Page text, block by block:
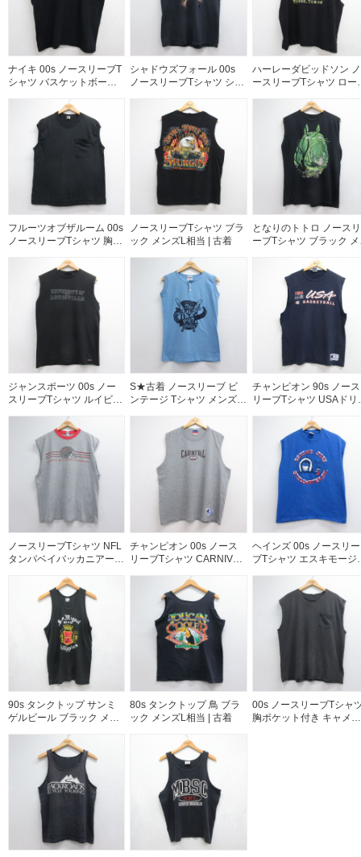
ナイキ 00s ノースリーブT
シャツ バスケットボール
シャドウズフォール 00s
ノースリーブTシャツ シャ
ブラック メンズM相当 | 古
ハーレーダビッドソン ノ
ースリーブTシャツ ロー
フルーツオブザルーム 00s
ノースリーブTシャツ 胸ポ
ズL相当 | 古着
ノースリーブTシャツ ブラ
ック メンズL相当 | 古着
となりのトトロ ノースリ
ーブTシャツ ブラック メ
ジャンスポーツ 00s ノー
スリーブTシャツ ルイビル
M相当 | 古着
S★古着 ノースリーブ ビ
ンテージ Tシャツ メンズ
ヘンリーネック USA製 ラ
イトブルー 26jul30
チャンピオン 90s ノース
リーブTシャツ USAドリ
XL相当 | 古着
ノースリーブTシャツ NFL
タンパベイバッカニアーズ
チャンピオン 00s ノース
リーブTシャツ CARNIVAL
ヘインズ 00s ノースリー
ブTシャツ エスキモージ
90s タンクトップ サンミ
ゲルビール ブラック メン
80s タンクトップ 鳥 ブラ
ック メンズL相当 | 古着
00s ノースリーブTシャ
胸ポケット付き キャメル